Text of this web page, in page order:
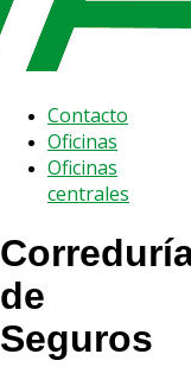
Contacto
Oficinas
Oficinas
centrales
de
Seguros